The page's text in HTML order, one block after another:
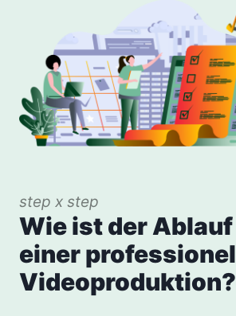
step x step
Wie ist der Ablauf
einer
Videoproduktion?